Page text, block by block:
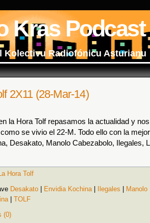
Kras Podcast
Kolectivu Radiofónicu Asturianu
2X11 (28-Mar-14)
la Hora Tolf repasamos la actualidad y
se vivio el 22-M. Todo ello con la
Desakato, Manolo Cabezabolo, Ilegales,
Hora Tolf
Desakato Envidia Kochina| Ilegales
Manolo
| TOLF
(0)